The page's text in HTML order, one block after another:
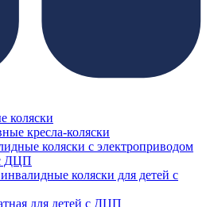
коляски
кресла-коляски
коляски с электроприводом
ДЦП
коляски для детей с
для детей с ДЦП